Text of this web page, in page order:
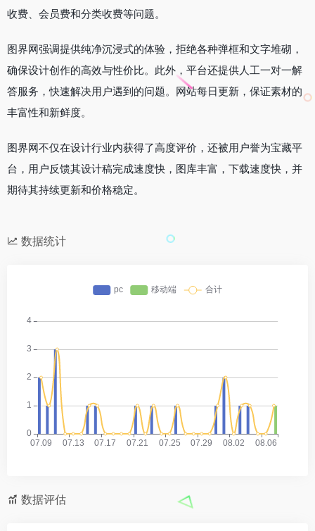
收费、会员费和分类收费等问题。
图界网强调提供纯净沉浸式的体验，拒绝各种弹框和文字堆砌，
确保设计创作的高效与性价比。此外，平台还提供人工一对一解
答服务，快速解决用户遇到的问题。网站每日更新，保证素材的
丰富性和新鲜度。
图界网不仅在设计行业内获得了高度评价，还被用户誉为宝藏平
台，用户反馈其设计稿完成速度快，图库丰富，下载速度快，并
期待其持续更新和价格稳定。
数据统计
数据评估